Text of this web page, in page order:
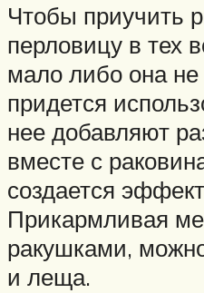
Чтобы приучить
перловицу в тех
мало либо она не
придется
нее добавляют
вместе с
создается
Прикармливая
ракушками,
и леща.